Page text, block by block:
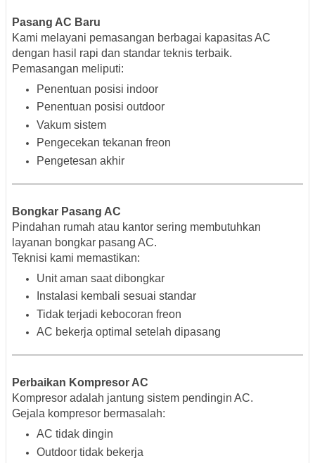
Pasang AC Baru
Kami melayani pemasangan berbagai kapasitas AC
dengan hasil rapi dan standar teknis terbaik.
Pemasangan meliputi:
Penentuan posisi indoor
Penentuan posisi outdoor
Vakum sistem
Pengecekan tekanan freon
Pengetesan akhir
Bongkar Pasang AC
Pindahan rumah atau kantor sering membutuhkan
layanan bongkar pasang AC.
Teknisi kami memastikan:
Unit aman saat dibongkar
Instalasi kembali sesuai standar
Tidak terjadi kebocoran freon
AC bekerja optimal setelah dipasang
Perbaikan Kompresor AC
Kompresor adalah jantung sistem pendingin AC.
Gejala kompresor bermasalah:
AC tidak dingin
Outdoor tidak bekerja